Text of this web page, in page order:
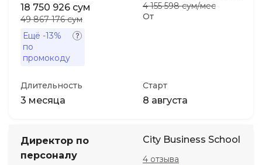
18 750 926 сум
49 867 176 сум
Ещё -13%
по
промокоду
От
4 155 598 сум/мес
Длительность
3 месяца
Старт
8 августа
Директор по
персоналу
City Business School
4 отзыва